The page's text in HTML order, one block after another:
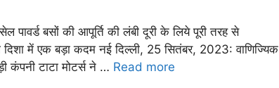
पावर्ड बसों की आपूर्ति की लंबी दूरी के लिये पूरी तरह से
दिशा में एक बड़ा कदम नई दिल्‍ली, 25 सितंबर, 2023: वाणिज्यिक
कंपनी टाटा मोटर्स ने … Read more